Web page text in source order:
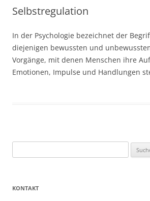
Selbstregulation
In der Psychologie bezeichnet der
diejenigen bewussten und
Vorgänge, mit denen Menschen ihre
Emotionen, Impulse und Handlungen
nach:
KONTAKT